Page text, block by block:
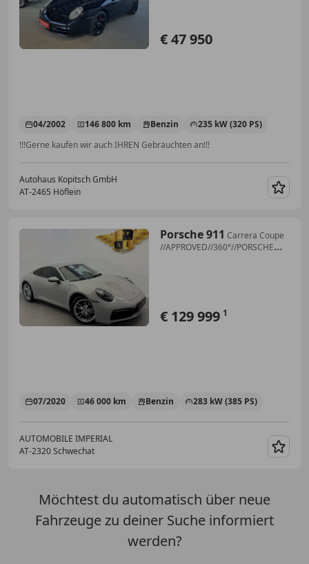
€ 47 950
04/2002 146 800 km Benzin
235 kW (320 PS)
!!!Gerne kaufen wir auch IHREN Gebrauchten an!!!
Autohaus Kopitsch GmbH
AT-2465 Höflein
Porsche 911 Carrera Coupe
//APPROVED//360°//PORSCHE
€ 129 999 1
07/2020 46 000 km Benzin 283 kW (385 PS)
AUTOMOBILE IMPERIAL
AT-2320 Schwechat
Möchtest du automatisch über neue
Fahrzeuge zu deiner Suche informiert
werden?